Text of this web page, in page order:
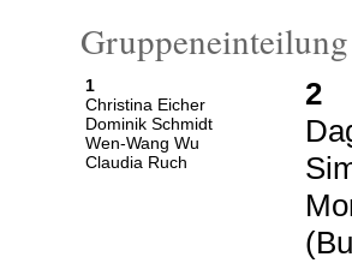
1
Christina Eicher
Dominik Schmidt
Wen-Wang Wu
Claudia Ruch
2